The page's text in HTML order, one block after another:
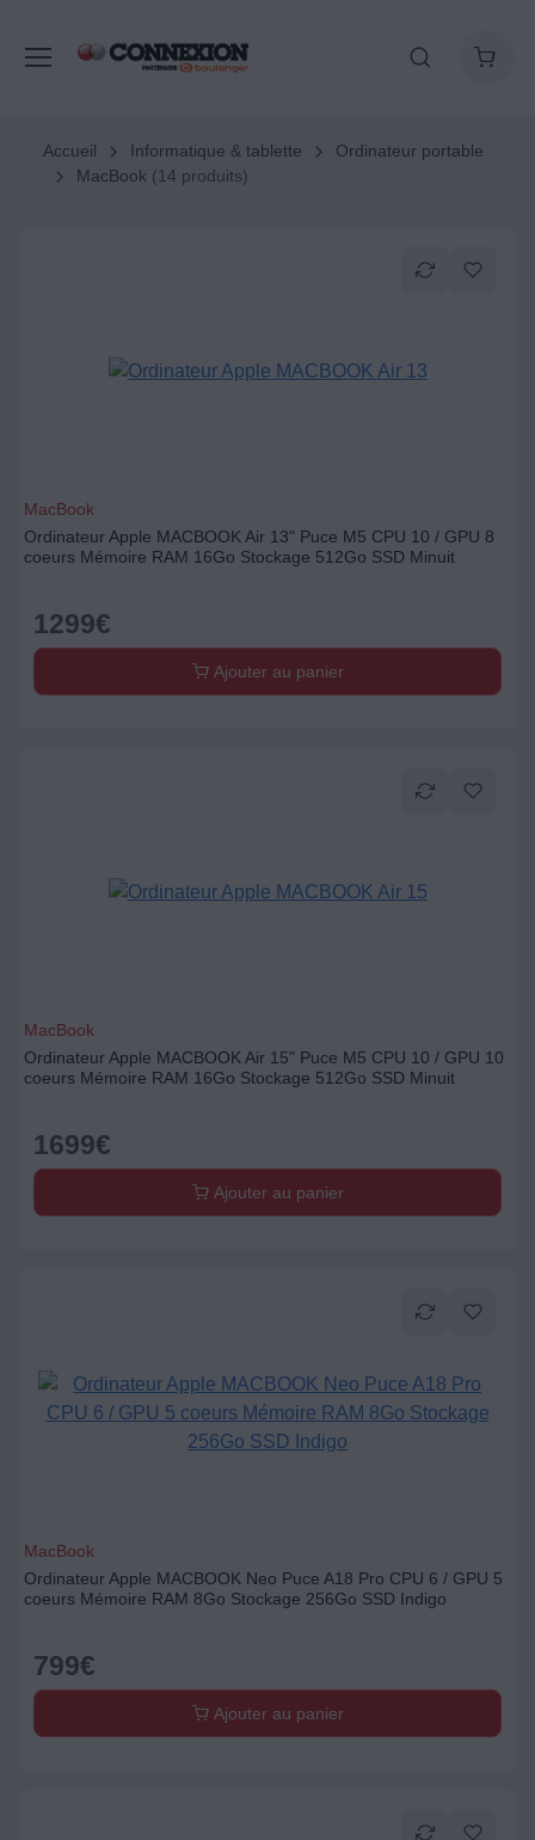
Accueil Informatique & tablette
Ordinateur portable
MacBook (14 produits)
MacBook
Ordinateur Apple MACBOOK Air 13" Puce M5 CPU 10 / GPU 8
coeurs Mémoire RAM 16Go Stockage 512Go SSD Minuit
1299€
Ajouter au panier
MacBook
Ordinateur Apple MACBOOK Air 15" Puce M5 CPU 10 / GPU 10
coeurs Mémoire RAM 16Go Stockage 512Go SSD Minuit
1699€
Ajouter au panier
MacBook
Ordinateur Apple MACBOOK Neo Puce A18 Pro CPU 6 / GPU 5
coeurs Mémoire RAM 8Go Stockage 256Go SSD Indigo
799€
Ajouter au panier